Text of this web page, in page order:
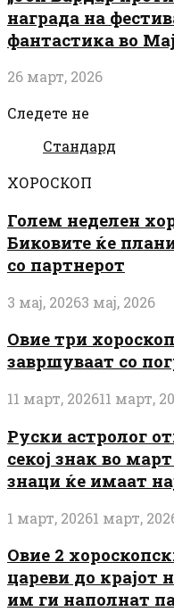
награда на
фантастика во
26 март, 2026
Следете не
Стандард
ХОРОСКОП
Голем неделен
Биковите ќе
со партнерот
3 мај, 20263 мај, 2026
Овие три
завршуваат со
11 март, 202611 март,
Руски астролог
секој знак во
знаци ќе имаат
1 март, 20261 март,
Овие 2
цареви до крајот
им ги наполнат